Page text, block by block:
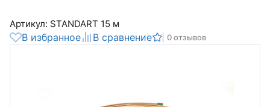
Артикул: STANDART 15 м
В избранное В сравнение 0 отзывов